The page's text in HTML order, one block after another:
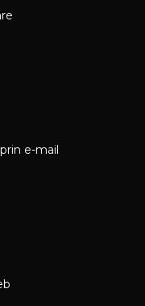
e-mail